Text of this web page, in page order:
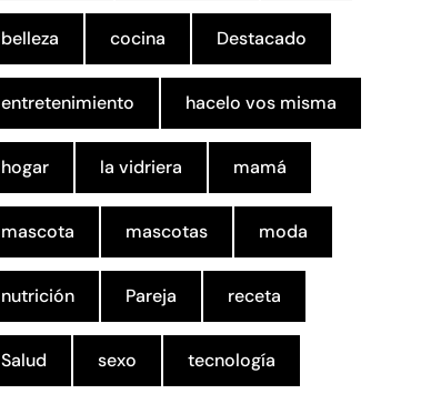
belleza cocina Destacado
entretenimiento hacelo vos misma
hogar la vidriera mamá
mascota mascotas moda
nutrición Pareja receta
Salud sexo tecnología